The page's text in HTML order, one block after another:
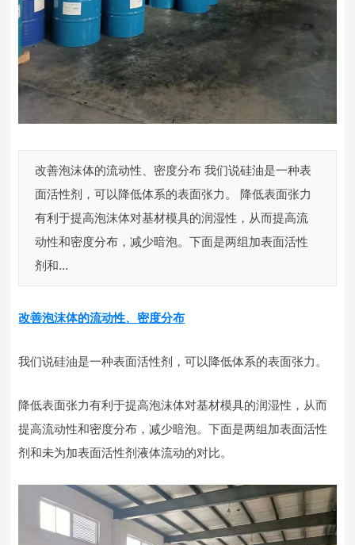
改善泡沫体的流动性、密度分布 我们说硅油是一种表
面活性剂，可以降低体系的表面张力。 降低表面张力
有利于提高泡沫体对基材模具的润湿性，从而提高流
动性和密度分布，减少暗泡。下面是两组加表面活性
剂和...
改善泡沫体的流动性、密度分布
我们说硅油是一种表面活性剂，可以降低体系的表面张力。
降低表面张力有利于提高泡沫体对基材模具的润湿性，从而
提高流动性和密度分布，减少暗泡。下面是两组加表面活性
剂和未为加表面活性剂液体流动的对比。